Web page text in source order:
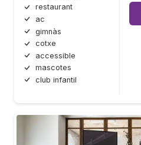
restaurant
ac
gimnàs
cotxe
accessible
mascotes
club infantil